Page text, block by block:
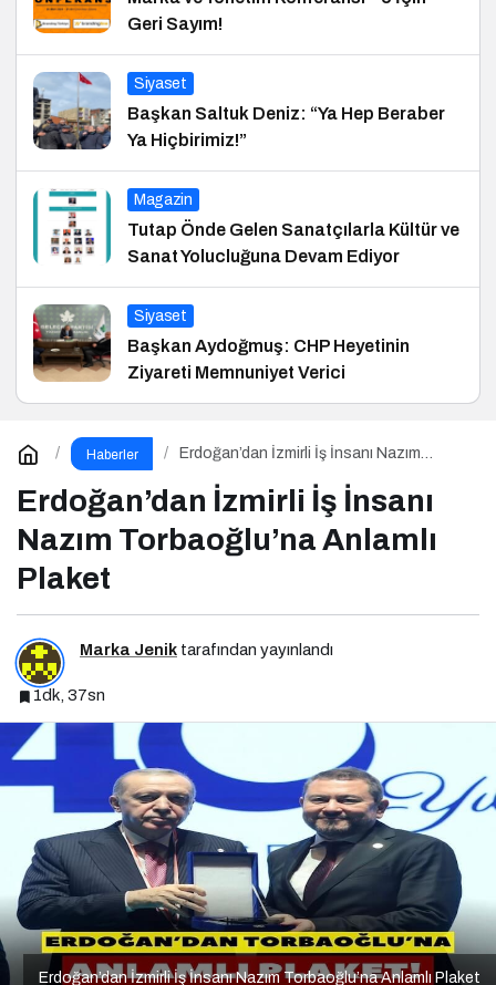
Geri Sayım!
Siyaset
Başkan Saltuk Deniz: “Ya Hep Beraber
Ya Hiçbirimiz!”
Magazin
Tutap Önde Gelen Sanatçılarla Kültür ve
Sanat Yolucluğuna Devam Ediyor
Siyaset
Başkan Aydoğmuş: CHP Heyetinin
Ziyareti Memnuniyet Verici
Haberler
Erdoğan’dan İzmirli İş İnsanı Nazım
Erdoğan’dan İzmirli İş İnsanı
Nazım Torbaoğlu’na Anlamlı
Plaket
Marka Jenik tarafından yayınlandı
1dk, 37sn
Erdoğan’dan İzmirli İş İnsanı Nazım Torbaoğlu’na Anlamlı Plaket